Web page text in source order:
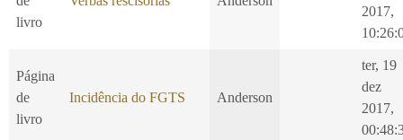
livro
2017,
Página
de
livro
Incidência do FGTS Anderson
ter, 19
dez
2017,